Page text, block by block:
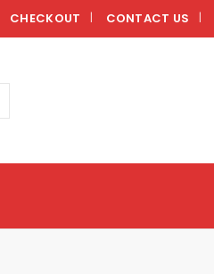
CHECKOUT CONTACT US